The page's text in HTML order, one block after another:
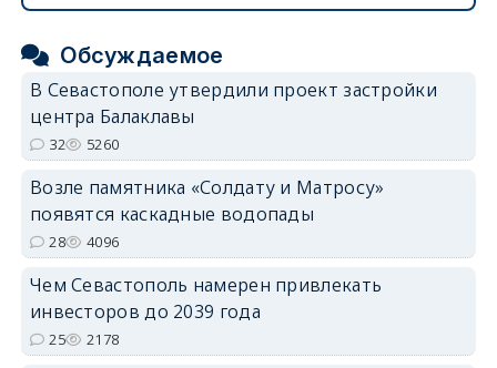
Обсуждаемое
В Севастополе утвердили проект застройки
центра Балаклавы
32 5260
Возле памятника «Солдату и Матросу»
появятся каскадные водопады
28 4096
Чем Севастополь намерен привлекать
инвесторов до 2039 года
25 2178